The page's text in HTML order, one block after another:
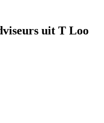
uit T Loo